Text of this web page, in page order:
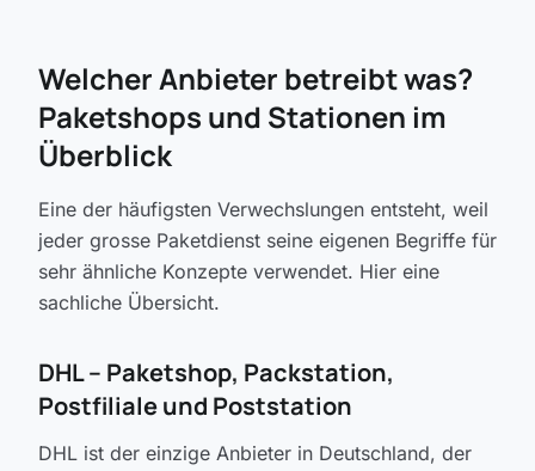
Welcher Anbieter betreibt was?
Paketshops und Stationen im
Überblick
Eine der häufigsten Verwechslungen entsteht, weil
jeder grosse Paketdienst seine eigenen Begriffe für
sehr ähnliche Konzepte verwendet. Hier eine
sachliche Übersicht.
DHL -- Paketshop, Packstation,
Postfiliale und Poststation
DHL ist der einzige Anbieter in Deutschland, der